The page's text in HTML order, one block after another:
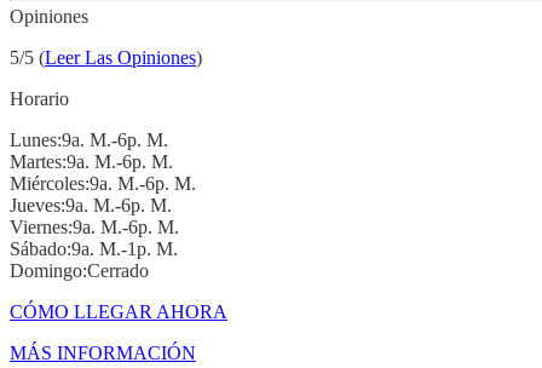
Opiniones
5/5 (Leer Las Opiniones)
Horario
Lunes:9a. M.-6p. M.
Martes:9a. M.-6p. M.
Miércoles:9a. M.-6p. M.
Jueves:9a. M.-6p. M.
Viernes:9a. M.-6p. M.
Sábado:9a. M.-1p. M.
Domingo:Cerrado
CÓMO LLEGAR AHORA
MÁS INFORMACIÓN